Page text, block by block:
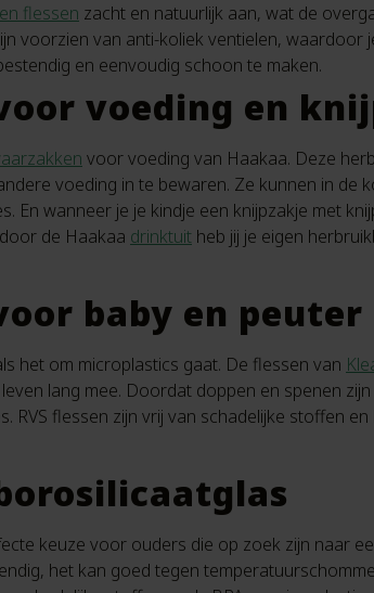
flessen zacht en natuurlijk aan, wat de
voorzien van anti-koliek ventielen, waardoor
en eenvoudig schoon te maken.
voeding en
voor voeding van Haakaa. Deze
voeding in te bewaren. Ze kunnen in de
En wanneer je je kindje een knijpzakje met
de Haakaa drinktuit heb jij je eigen
baby en peuter
het om microplastics gaat. De flessen van
lang mee. Doordat doppen en spenen
RVS flessen zijn vrij van schadelijke stoffen
keuze voor ouders die op zoek zijn naar
het kan goed tegen